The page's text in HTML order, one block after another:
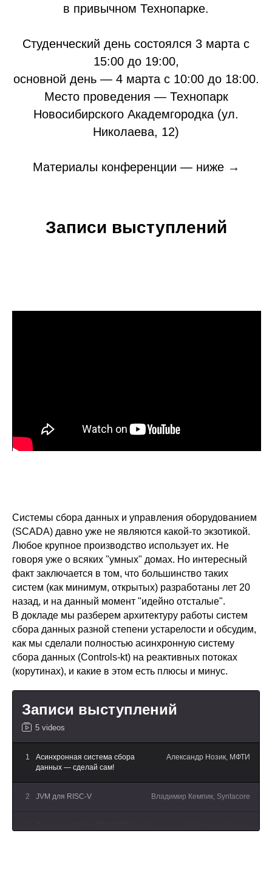
в привычном Технопарке.
Студенческий день состоялся 3 марта с
15:00 до 19:00,
основной день — 4 марта с 10:00 до 18:00.
Место проведения — Технопарк
Новосибирского Академгородка (ул.
Николаева, 12)
Материалы конференции — ниже →
Записи выступлений
Записи выступлений
5 videos
1
Асинхронная система сбора
данных — сделай сам!
Александр Нозик, МФТИ
2 JVM для RISC-V Владимир Кемпик, Syntacore
Системы сбора данных и управления оборудованием
(SCADA) давно уже не являются какой-то экзотикой.
Любое крупное производство использует их. Не
говоря уже о всяких "умных" домах. Но интересный
факт заключается в том, что большинство таких
систем (как минимум, открытых) разработаны лет 20
назад, и на данный момент "идейно отсталые".
В докладе мы разберем архитектуру работы систем
сбора данных разной степени устарелости и обсудим,
как мы сделали полностью асинхронную систему
сбора данных (Controls-kt) на реактивных потоках
(корутинах), и какие в этом есть плюсы и минус.